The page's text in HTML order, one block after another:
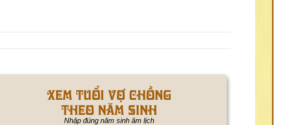
Xem tuổi vợ chồng
theo năm sinh
Nhập đúng năm sinh âm lịch